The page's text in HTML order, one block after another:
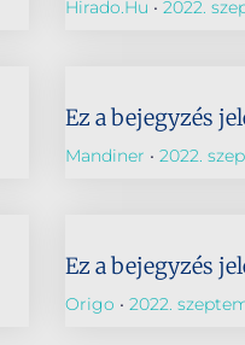
Hirado.hu 2022.
Ez a bejegyzés
Mandiner 2022.
Ez a bejegyzés
Origo 2022.